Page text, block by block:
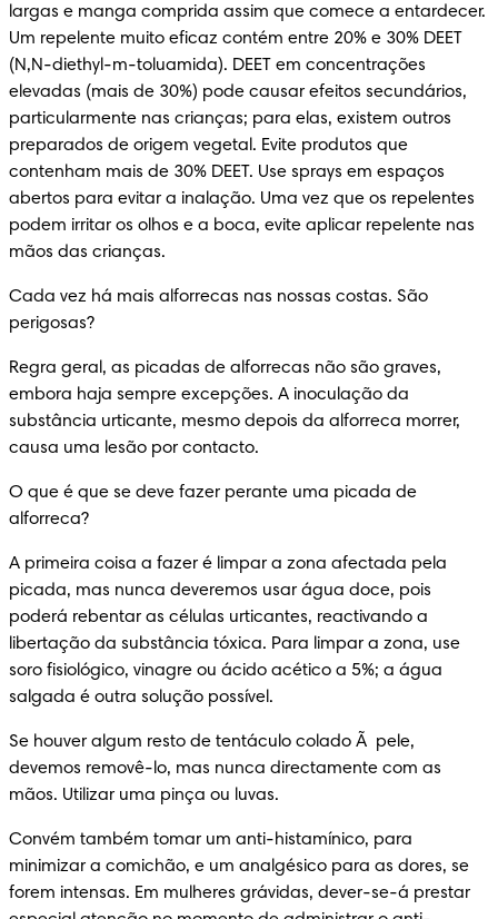
largas e manga comprida assim que comece a entardecer.
Um repelente muito eficaz contém entre 20% e 30% DEET
(N,N-diethyl-m-toluamida). DEET em concentrações
elevadas (mais de 30%) pode causar efeitos secundários,
particularmente nas crianças; para elas, existem outros
preparados de origem vegetal. Evite produtos que
contenham mais de 30% DEET. Use sprays em espaços
abertos para evitar a inalação. Uma vez que os repelentes
podem irritar os olhos e a boca, evite aplicar repelente nas
mãos das crianças.
Cada vez há mais alforrecas nas nossas costas. São
perigosas?
Regra geral, as picadas de alforrecas não são graves,
embora haja sempre excepções. A inoculação da
substância urticante, mesmo depois da alforreca morrer,
causa uma lesão por contacto.
O que é que se deve fazer perante uma picada de
alforreca?
A primeira coisa a fazer é limpar a zona afectada pela
picada, mas nunca deveremos usar água doce, pois
poderá rebentar as células urticantes, reactivando a
libertação da substância tóxica. Para limpar a zona, use
soro fisiológico, vinagre ou ácido acético a 5%; a água
salgada é outra solução possível.
Se houver algum resto de tentáculo colado Ã  pele,
devemos removê-lo, mas nunca directamente com as
mãos. Utilizar uma pinça ou luvas.
Convém também tomar um anti-histamínico, para
minimizar a comichão, e um analgésico para as dores, se
forem intensas. Em mulheres grávidas, dever-se-á prestar